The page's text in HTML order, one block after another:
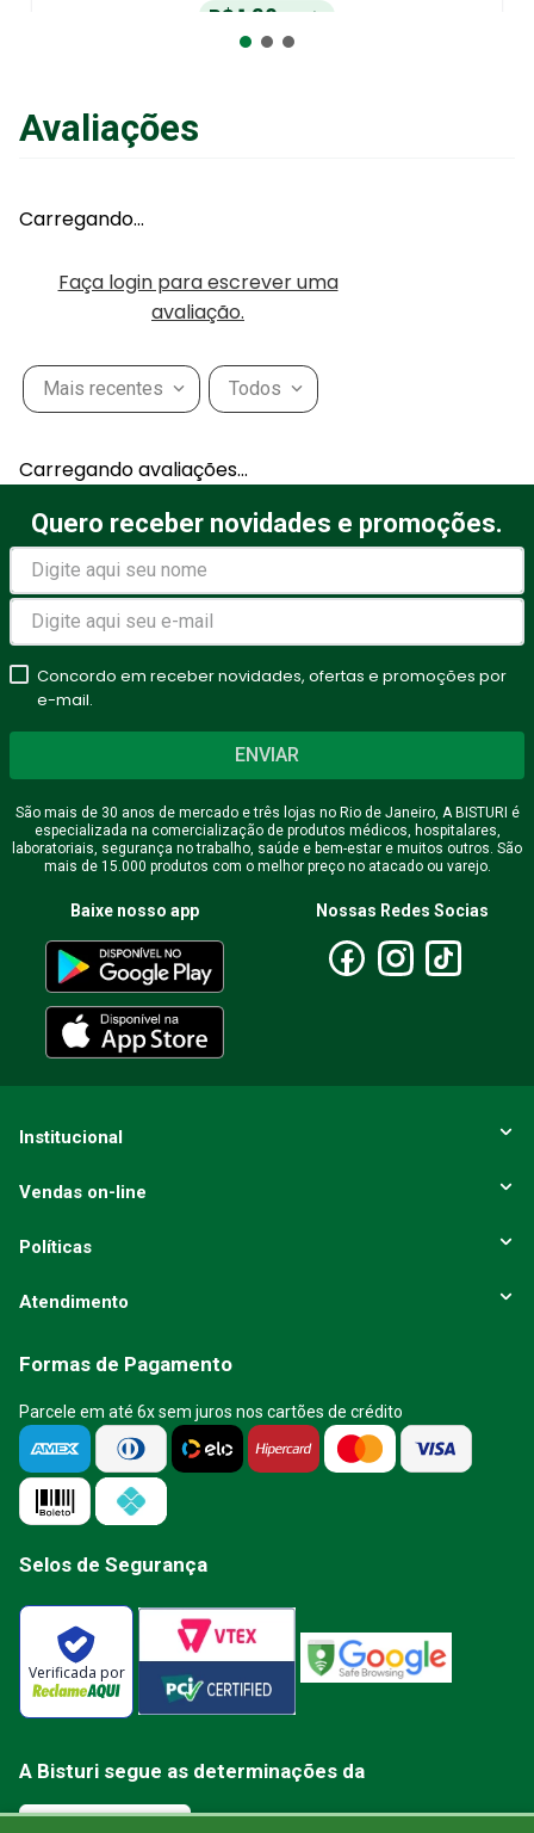
R$1,90no Pix
2,00em até
Adicionar ao Carrinho
Avaliações
Carregando…
Faça login para escrever uma
avaliação.
Mais recentes Todos
Carregando avaliações…
Quero receber novidades e promoções.
Concordo em receber novidades, ofertas e promoções por
e-mail.
ENVIAR
São mais de 30 anos de mercado e três lojas no Rio de Janeiro, A BISTURI é
especializada na comercialização de produtos médicos, hospitalares,
laboratoriais, segurança no trabalho, saúde e bem-estar e muitos outros. São
mais de 15.000 produtos com o melhor preço no atacado ou varejo.
Baixe nosso app Nossas Redes Socias
Institucional
Vendas on-line
Políticas
Atendimento
Formas de Pagamento
Parcele em até 6x sem juros nos cartões de crédito
Selos de Segurança
Verificada por
A Bisturi segue as determinações da